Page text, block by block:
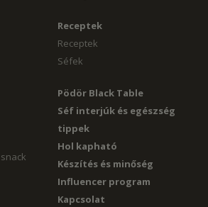
Receptek
Receptek
Séfek
Pödör Black Table
Séf interjúk és egészség
tippek
Hol kapható
Készítés és minőség
Influencer program
Kapcsolat